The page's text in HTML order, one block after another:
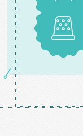
Patrons
Mercerie